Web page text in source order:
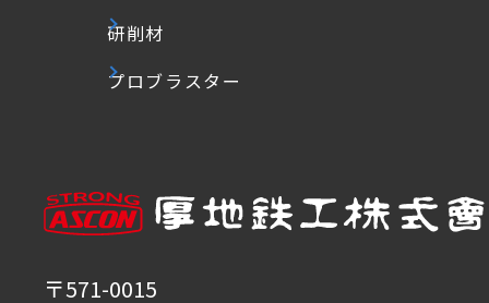
研削材
プロブラスター
〒571-0015